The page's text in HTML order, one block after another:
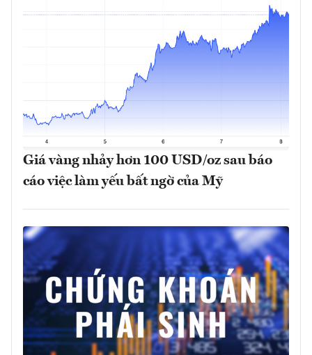
Giá vàng nhảy hơn 100 USD/oz sau báo
cáo việc làm yếu bất ngờ của Mỹ